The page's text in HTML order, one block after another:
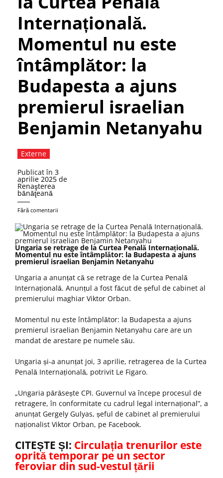
Internațională.
Momentul nu este
întâmplător: la
Budapesta a ajuns
premierul israelian
Benjamin Netanyahu
Externe
Publicat în 3
aprilie 2025 de
Renaşterea
bănăţeană
Fără comentarii
Ungaria se retrage de la Curtea Penală Internațională.
Momentul nu este întâmplător: la Budapesta a ajuns
premierul israelian Benjamin Netanyahu
Ungaria a anunțat că se retrage de la Curtea Penală
Internațională. Anunțul a fost făcut de șeful de cabinet al
premierului maghiar Viktor Orban.
Momentul nu este întâmplător: la Budapesta a ajuns
premierul israelian Benjamin Netanyahu care are un
mandat de arestare pe numele său.
Ungaria și-a anunțat joi, 3 aprilie, retragerea de la Curtea
Penală Internațională, potrivit Le Figaro.
„Ungaria părăsește CPI. Guvernul va începe procesul de
retragere, în conformitate cu cadrul legal internațional”, a
anunțat Gergely Gulyas, șeful de cabinet al premierului
naționalist Viktor Orban, pe Facebook.
CITEȘTE ȘI: Circulația trenurilor este
oprită temporar pe un sector
feroviar din sud-vestul țării